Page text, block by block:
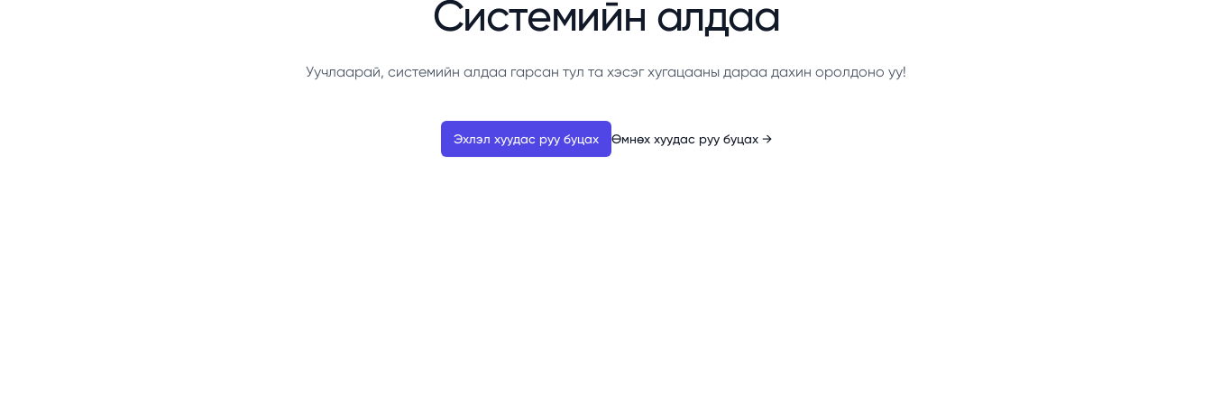
Системийн алдаа
Уучлаарай, системийн алдаа гарсан тул та хэсэг хугацааны дараа дахин оролдоно уу!
Эхлэл хуудас руу буцах Өмнөх хуудас руу буцах →